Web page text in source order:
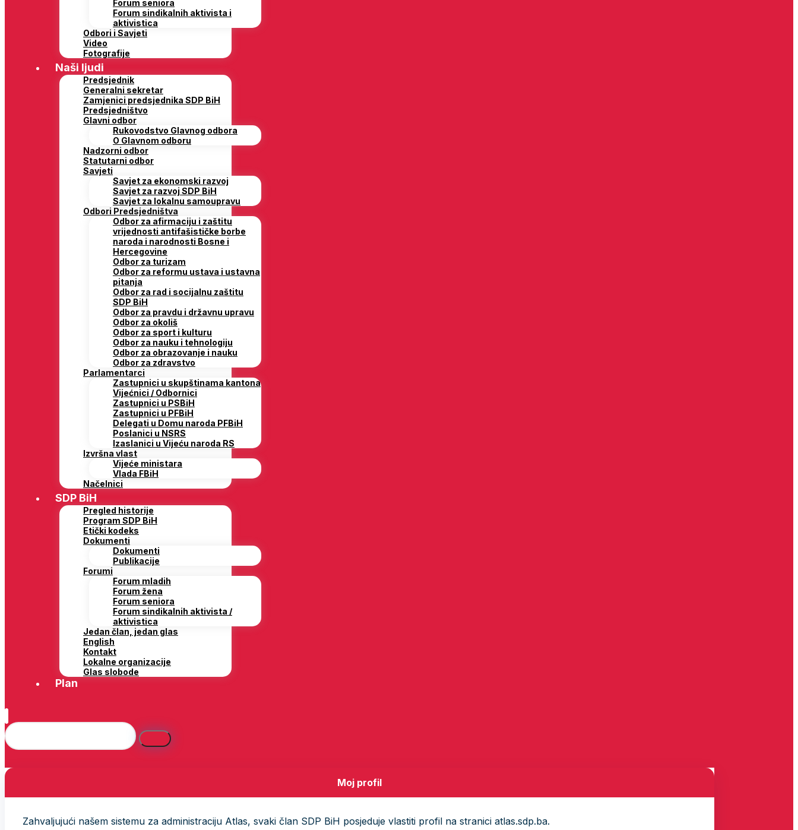
Forum seniora
Forum sindikalnih aktivista i
aktivistica
Odbori i Savjeti
Video
Fotografije
Naši ljudi
Predsjednik
Generalni sekretar
Zamjenici predsjednika SDP BiH
Predsjedništvo
Glavni odbor
Rukovodstvo Glavnog odbora
O Glavnom odboru
Nadzorni odbor
Statutarni odbor
Savjeti
Savjet za ekonomski razvoj
Savjet za razvoj SDP BiH
Savjet za lokalnu samoupravu
Odbori Predsjedništva
Odbor za afirmaciju i zaštitu
vrijednosti antifašističke borbe
naroda i narodnosti Bosne i
Hercegovine
Odbor za turizam
Odbor za reformu ustava i ustavna
pitanja
Odbor za rad i socijalnu zaštitu
SDP BiH
Odbor za pravdu i državnu upravu
Odbor za okoliš
Odbor za sport i kulturu
Odbor za nauku i tehnologiju
Odbor za obrazovanje i nauku
Odbor za zdravstvo
Parlamentarci
Zastupnici u skupštinama kantona
Vijećnici / Odbornici
Zastupnici u PSBiH
Zastupnici u PFBiH
Delegati u Domu naroda PFBiH
Poslanici u NSRS
Izaslanici u Vijeću naroda RS
Izvršna vlast
Vijeće ministara
Vlada FBiH
Načelnici
SDP BiH
Pregled historije
Program SDP BiH
Etički kodeks
Dokumenti
Dokumenti
Publikacije
Forumi
Forum mladih
Forum žena
Forum seniora
Forum sindikalnih aktivista /
aktivistica
Jedan član, jedan glas
English
Kontakt
Lokalne organizacije
Glas slobode
Plan
Moj profil
Zahvaljujući našem sistemu za administraciju Atlas, svaki član SDP BiH posjeduje vlastiti profil na stranici atlas.sdp.ba.